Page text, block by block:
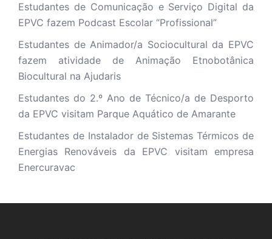
Estudantes de Comunicação e Serviço Digital da
EPVC fazem Podcast Escolar “Profissional”
Estudantes de Animador/a Sociocultural da EPVC
fazem atividade de Animação Etnobotânica
Biocultural na Ajudaris
Estudantes do 2.º Ano de Técnico/a de Desporto
da EPVC visitam Parque Aquático de Amarante
Estudantes de Instalador de Sistemas Térmicos de
Energias Renováveis da EPVC visitam empresa
Enercuravac